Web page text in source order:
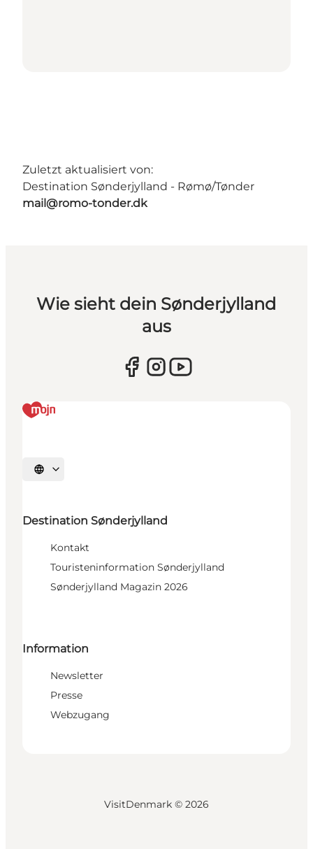
Zuletzt aktualisiert von:
Destination Sønderjylland - Rømø/Tønder
mail@romo-tonder.dk
Wie sieht dein Sønderjylland
aus
Sprache auswählen
Destination Sønderjylland
Kontakt
Touristeninformation Sønderjylland
Sønderjylland Magazin 2026
Information
Newsletter
Presse
Webzugang
VisitDenmark © 2026